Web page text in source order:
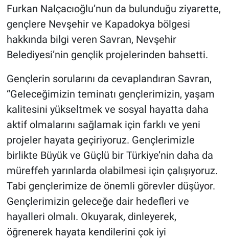
Furkan Nalçacıoğlu’nun da bulunduğu ziyarette,
gençlere Nevşehir ve Kapadokya bölgesi
hakkında bilgi veren Savran, Nevşehir
Belediyesi’nin gençlik projelerinden bahsetti.
Gençlerin sorularını da cevaplandıran Savran,
“Geleceğimizin teminatı gençlerimizin, yaşam
kalitesini yükseltmek ve sosyal hayatta daha
aktif olmalarını sağlamak için farklı ve yeni
projeler hayata geçiriyoruz. Gençlerimizle
birlikte Büyük ve Güçlü bir Türkiye’nin daha da
müreffeh yarınlarda olabilmesi için çalışıyoruz.
Tabi gençlerimize de önemli görevler düşüyor.
Gençlerimizin geleceğe dair hedefleri ve
hayalleri olmalı. Okuyarak, dinleyerek,
öğrenerek hayata kendilerini çok iyi
Çevre
Haberde İnsan